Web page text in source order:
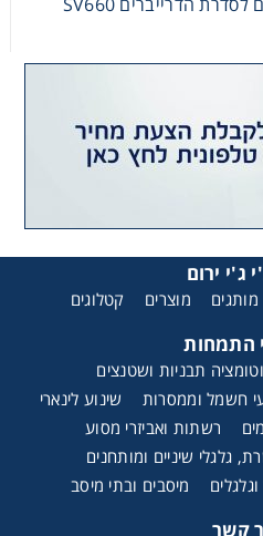
ג'י ירום
מותגים מוצרים קטלוגים
התמחות
תבניות ושטנצים
חשמל וממסרות
שינוע לינארי
רשתות ואביזרי מסוע
גלגלי שיניים ומותחנים
מיסבים ובתי מיסב
קשר